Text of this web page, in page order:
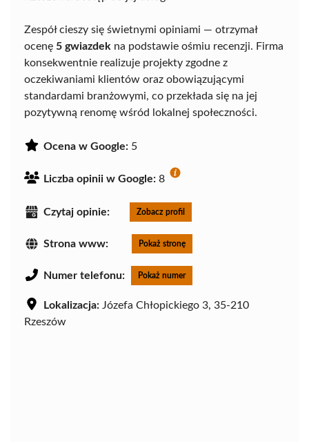
Zespół cieszy się świetnymi opiniami — otrzymał
ocenę 5 gwiazdek na podstawie ośmiu recenzji. Firma
konsekwentnie realizuje projekty zgodne z
oczekiwaniami klientów oraz obowiązującymi
standardami branżowymi, co przekłada się na jej
pozytywną renomę wśród lokalnej społeczności.
Ocena w Google: 5
Liczba opinii w Google: 8
Czytaj opinie: Zobacz profil
Strona www: Pokaż stronę
Numer telefonu: Pokaż numer
Lokalizacja: Józefa Chłopickiego 3, 35-210
Rzeszów